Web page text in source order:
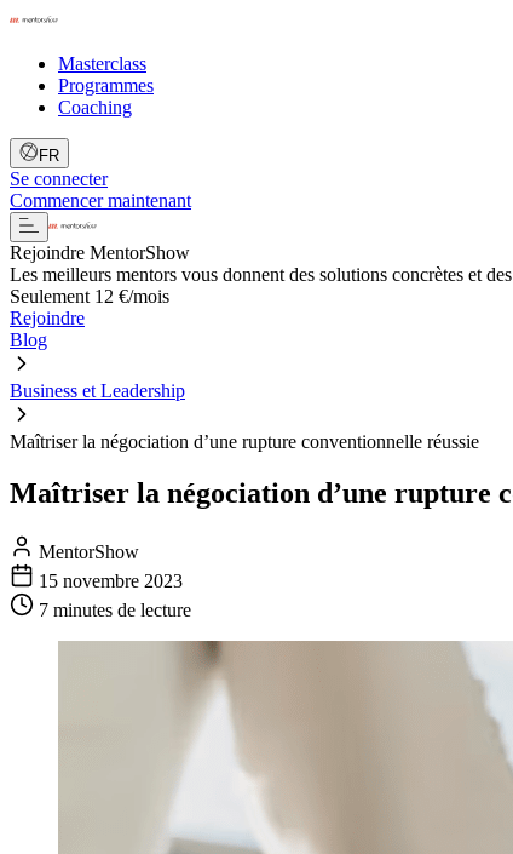
Masterclass
Programmes
Coaching
FR
Se connecter
Commencer maintenant
Rejoindre MentorShow
Les meilleurs mentors vous donnent des solutions concrètes et
Seulement 12 €/mois
Rejoindre
Blog
Business et Leadership
Maîtriser la négociation d’une rupture conventionnelle réussie
Maîtriser la négociation d’une rupture
MentorShow
15 novembre 2023
7 minutes de lecture